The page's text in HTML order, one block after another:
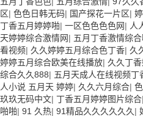
区| 色色日韩无码| 国产探花一片区|
丁香五月婷婷啪| 一区色色色色网| 人
天婷婷综合激情网| 五月丁香激情综
看视频| 久久婷婷五月综合色丁香| 久
婷婷五月综合欧美在线播放| 久久丁
综合久久888| 五月天成人在线视频丁
人小说 五月天 婷婷| 久久六月综合|
玖玖无码中文| 丁香五月婷婷图片综合|
啪啪| 91 久热| 91精品久久久久久久 |